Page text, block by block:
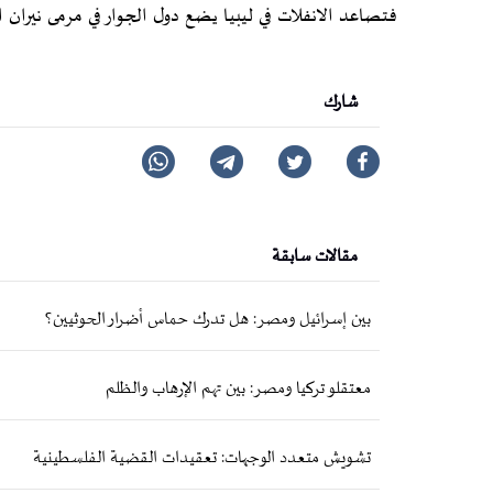
فتصاعد الانفلات في ليبيا يضع دول الجوار في مرمى نيران
شارك
مقالات سابقة
بين إسرائيل ومصر: هل تدرك حماس أضرار الحوثيين؟
معتقلو تركيا ومصر: بين تهم الإرهاب والظلم
تشويش متعدد الوجهات: تعقيدات القضية الفلسطينية